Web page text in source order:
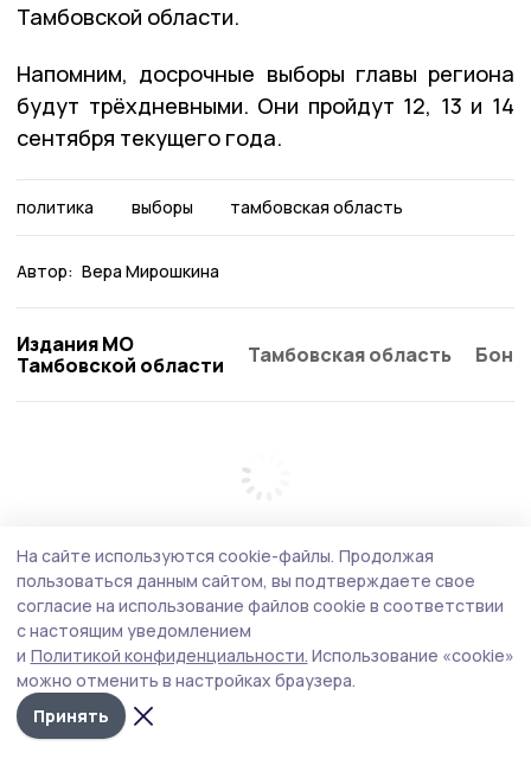
Тамбовской области.
Напомним, досрочные выборы главы региона
будут трёхдневными. Они пройдут 12, 13 и 14
сентября текущего года.
политика выборы тамбовская область
Автор: Вера Мирошкина
Издания МО
Тамбовской области
Тамбовская область
На сайте используются cookie-файлы. Продолжая
пользоваться данным сайтом, вы подтверждаете свое
согласие на использование файлов cookie в соответствии
с настоящим уведомлением
и Политикой конфиденциальности. Использование «cookie»
можно отменить в настройках браузера.
Принять